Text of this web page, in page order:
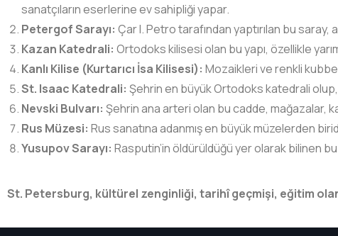
sanatçıların eserlerine ev sahipliği yapar.
Petergof Sarayı: Çar I. Petro tarafından yaptırılan bu
Kazan Katedrali: Ortodoks kilisesi olan bu yapı, özellikle
Kanlı Kilise (Kurtarıcı İsa Kilisesi): Mozaikleri ve renkli
St. Isaac Katedrali: Şehrin en büyük Ortodoks katedrali olup,
Nevski Bulvarı: Şehrin ana arteri olan bu cadde, mağazalar,
Rus Müzesi: Rus sanatına adanmış en büyük müzelerden
Yusupov Sarayı: Rasputin’in öldürüldüğü yer olarak bilinen
St. Petersburg, kültürel zenginliği, tarihî geçmişi, eğitim